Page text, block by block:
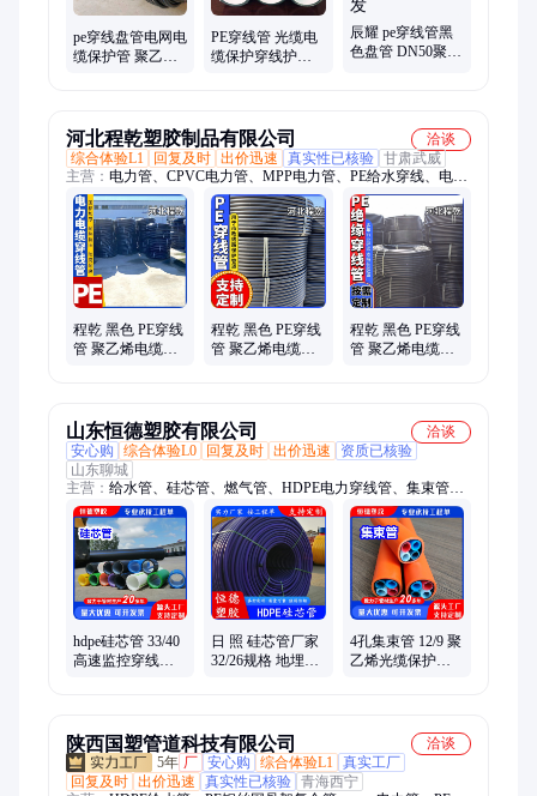
壁波纹管、塑料排污波纹管、供水PE管、MPP电力排管
pe穿线盘管电网电
缆保护管 聚乙烯
PE穿线管 光缆电
缆保护穿线护套
辰耀 pe穿线管黑
色盘管 DN50聚乙
河北程乾塑胶制品有限公司
洽谈
综合体验L1
回复及时 出价迅速 真实性已核验 甘肃武威
主营： 电力管、CPVC电力管、MPP电力管、PE给水穿线、电缆
穿线管、格栅管、梅花管、电缆保护管
程乾 黑色 PE穿线
管 聚乙烯电缆护
程乾 黑色 PE穿线
管 聚乙烯电缆护
程乾 黑色 PE穿线
管 聚乙烯电缆护
山东恒德塑胶有限公司
洽谈
安心购
综合体验L0 回复及时 出价迅速
资质已核验
山东聊城
主营： 给水管、硅芯管、燃气管、HDPE电力穿线管、集束管、
HDPE电力保护管、MPP电力管、HDPE打孔管、HDPE拖拉管、
HDPE排污管、HDPE集束管、HDPE硅芯管、HDPE给水管、
HDPE燃气管、HDPE农田灌溉管
hdpe硅芯管 33/40
高速监控穿线管
日 照 硅芯管厂家
32/26规格 地埋式
4孔集束管 12/9 聚
乙烯光缆保护套
陕西国塑管道科技有限公司
洽谈
5年 厂 安心购 综合体验L1 真实工厂
回复及时 出价迅速 真实性已核验 青海西宁